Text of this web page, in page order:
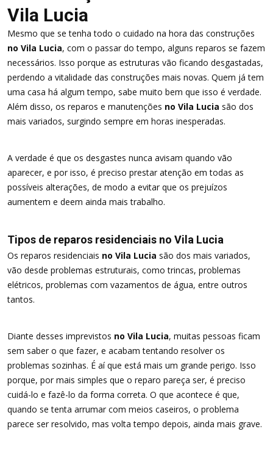
Vila Lucia
Mesmo que se tenha todo o cuidado na hora das construções
no Vila Lucia, com o passar do tempo, alguns reparos se fazem
necessários. Isso porque as estruturas vão ficando desgastadas,
perdendo a vitalidade das construções mais novas. Quem já tem
uma casa há algum tempo, sabe muito bem que isso é verdade.
Além disso, os reparos e manutenções no Vila Lucia são dos
mais variados, surgindo sempre em horas inesperadas.
A verdade é que os desgastes nunca avisam quando vão
aparecer, e por isso, é preciso prestar atenção em todas as
possíveis alterações, de modo a evitar que os prejuízos
aumentem e deem ainda mais trabalho.
Tipos de reparos residenciais no Vila Lucia
Os reparos residenciais no Vila Lucia são dos mais variados,
vão desde problemas estruturais, como trincas, problemas
elétricos, problemas com vazamentos de água, entre outros
tantos.
Diante desses imprevistos no Vila Lucia, muitas pessoas ficam
sem saber o que fazer, e acabam tentando resolver os
problemas sozinhas. É aí que está mais um grande perigo. Isso
porque, por mais simples que o reparo pareça ser, é preciso
cuidá-lo e fazê-lo da forma correta. O que acontece é que,
quando se tenta arrumar com meios caseiros, o problema
parece ser resolvido, mas volta tempo depois, ainda mais grave.